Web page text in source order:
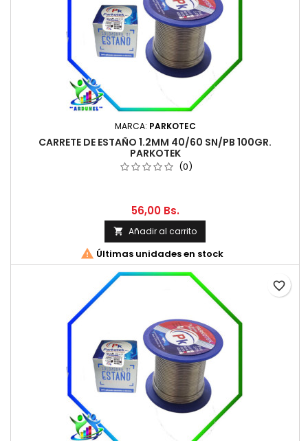
MARCA: PARKOTEC
CARRETE DE ESTAÑO 1.2MM 40/60 SN/PB 100GR.
PARKOTEK
(0)
56,00 Bs.
 Añadir al carrito
 Últimas unidades en stock
favorite_border